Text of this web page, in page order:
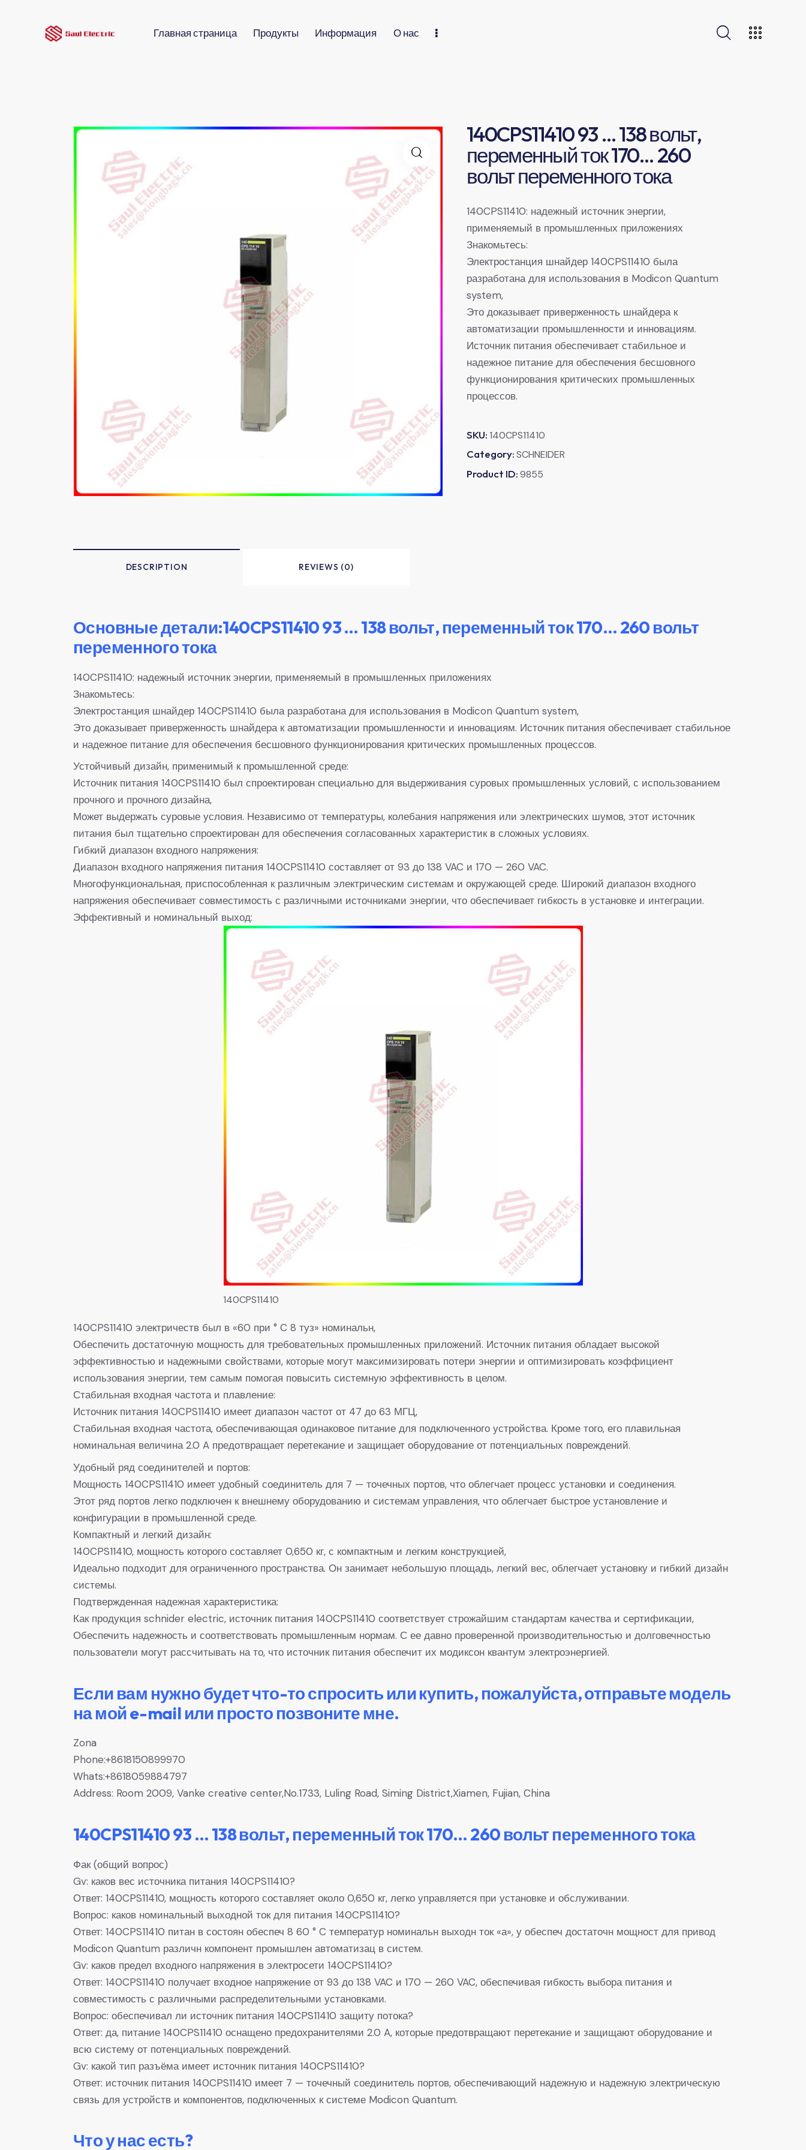
Главная страница Продукты Информация О нас
140CPS11410 93 … 138 вольт,
переменный ток 170… 260
вольт переменного тока
140CPS11410: надежный источник энергии,
применяемый в промышленных приложениях
Знакомьтесь:
Электростанция шнайдер 140CPS11410 была
разработана для использования в Modicon Quantum
system,
Это доказывает приверженность шнайдера к
автоматизации промышленности и инновациям.
Источник питания обеспечивает стабильное и
надежное питание для обеспечения бесшовного
функционирования критических промышленных
процессов.
SKU:140CPS11410
Category:SCHNEIDER
Product ID:9855
DESCRIPTION REVIEWS (0)
Основные детали:140CPS11410 93 … 138 вольт, переменный ток 170… 260 вольт
переменного тока
140CPS11410: надежный источник энергии, применяемый в промышленных приложениях
Знакомьтесь:
Электростанция шнайдер 140CPS11410 была разработана для использования в Modicon Quantum system,
Это доказывает приверженность шнайдера к автоматизации промышленности и инновациям. Источник питания обеспечивает стабильное
и надежное питание для обеспечения бесшовного функционирования критических промышленных процессов.
Устойчивый дизайн, применимый к промышленной среде:
Источник питания 140CPS11410 был спроектирован специально для выдерживания суровых промышленных условий, с использованием
прочного и прочного дизайна,
Может выдержать суровые условия. Независимо от температуры, колебания напряжения или электрических шумов, этот источник
питания был тщательно спроектирован для обеспечения согласованных характеристик в сложных условиях.
Гибкий диапазон входного напряжения:
Диапазон входного напряжения питания 140CPS11410 составляет от 93 до 138 VAC и 170 — 260 VAC.
Многофункциональная, приспособленная к различным электрическим системам и окружающей среде. Широкий диапазон входного
напряжения обеспечивает совместимость с различными источниками энергии, что обеспечивает гибкость в установке и интеграции.
Эффективный и номинальный выход:
140CPS11410
140CPS11410 электричеств был в «60 при ° C 8 туз» номинальн,
Обеспечить достаточную мощность для требовательных промышленных приложений. Источник питания обладает высокой
эффективностью и надежными свойствами, которые могут максимизировать потери энергии и оптимизировать коэффициент
использования энергии, тем самым помогая повысить системную эффективность в целом.
Стабильная входная частота и плавление:
Источник питания 140CPS11410 имеет диапазон частот от 47 до 63 МГЦ,
Стабильная входная частота, обеспечивающая одинаковое питание для подключенного устройства. Кроме того, его плавильная
номинальная величина 2.0 A предотвращает перетекание и защищает оборудование от потенциальных повреждений.
Удобный ряд соединителей и портов:
Мощность 140CPS11410 имеет удобный соединитель для 7 — точечных портов, что облегчает процесс установки и соединения.
Этот ряд портов легко подключен к внешнему оборудованию и системам управления, что облегчает быстрое установление и
конфигурации в промышленной среде.
Компактный и легкий дизайн:
140CPS11410, мощность которого составляет 0,650 кг, с компактным и легким конструкцией,
Идеально подходит для ограниченного пространства. Он занимает небольшую площадь, легкий вес, облегчает установку и гибкий дизайн
системы.
Подтвержденная надежная характеристика:
Как продукция schnider electric, источник питания 140CPS11410 соответствует строжайшим стандартам качества и сертификации,
Обеспечить надежность и соответствовать промышленным нормам. С ее давно проверенной производительностью и долговечностью
пользователи могут рассчитывать на то, что источник питания обеспечит их модиксон квантум электроэнергией.
Если вам нужно будет что-то спросить или купить, пожалуйста, отправьте модель
на мой e-mail или просто позвоните мне.
Zona
Phone:+8618150899970
Whats:+8618059884797
Address: Room 2009, Vanke creative center,No.1733, Luling Road, Siming District,Xiamen, Fujian, China
140CPS11410 93 … 138 вольт, переменный ток 170… 260 вольт переменного тока
Фак (общий вопрос)
Gv: каков вес источника питания 140CPS11410?
Ответ: 140CPS11410, мощность которого составляет около 0,650 кг, легко управляется при установке и обслуживании.
Вопрос: каков номинальный выходной ток для питания 140CPS11410?
Ответ: 140CPS11410 питан в состоян обеспеч 8 60 ° C температур номинальн выходн ток «а», у обеспеч достаточн мощност для привод
Modicon Quantum различн компонент промышлен автоматизац в систем.
Gv: каков предел входного напряжения в электросети 140CPS11410?
Ответ: 140CPS11410 получает входное напряжение от 93 до 138 VAC и 170 — 260 VAC, обеспечивая гибкость выбора питания и
совместимость с различными распределительными установками.
Вопрос: обеспечивал ли источник питания 140CPS11410 защиту потока?
Ответ: да, питание 140CPS11410 оснащено предохранителями 2.0 A, которые предотвращают перетекание и защищают оборудование и
всю систему от потенциальных повреждений.
Gv: какой тип разъёма имеет источник питания 140CPS11410?
Ответ: источник питания 140CPS11410 имеет 7 — точечный соединитель портов, обеспечивающий надежную и надежную электрическую
связь для устройств и компонентов, подключенных к системе Modicon Quantum.
Что у нас есть?